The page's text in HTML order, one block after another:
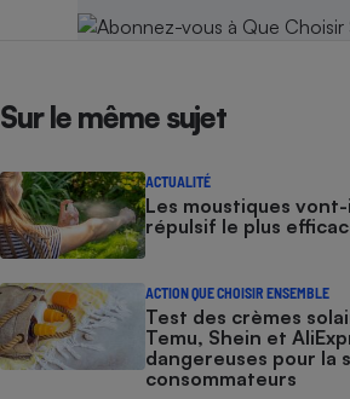
Sur le même sujet
ACTUALITÉ
Les moustiques vont-
répulsif le plus
ACTION QUE CHOISIR ENSEMBLE
Test des crèmes
Temu, Shein et
dangereuses pour la
consommateurs